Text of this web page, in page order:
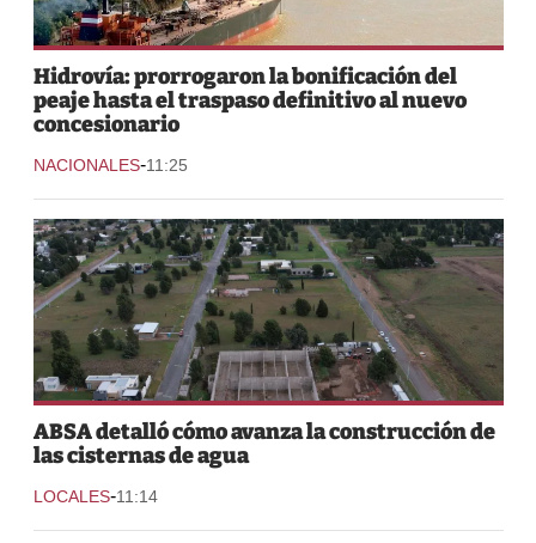
Hidrovía: prorrogaron la bonificación del
peaje hasta el traspaso definitivo al nuevo
concesionario
NACIONALES-11:25
ABSA detalló cómo avanza la construcción de
las cisternas de agua
LOCALES-11:14